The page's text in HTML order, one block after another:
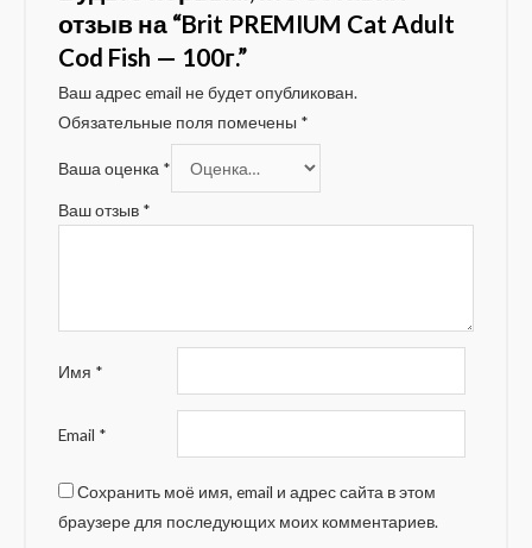
отзыв на “Brit PREMIUM Cat Adult
Cod Fish — 100г.”
Ваш адрес email не будет опубликован.
Обязательные поля помечены *
Ваша оценка *
Ваш отзыв *
Имя *
Email *
Сохранить моё имя, email и адрес сайта в этом
браузере для последующих моих комментариев.